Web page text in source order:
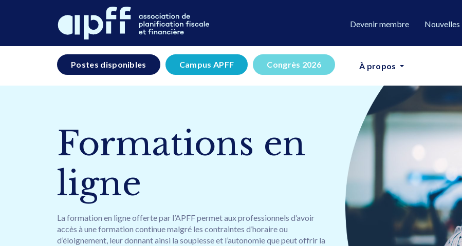
Devenir membre Nouvelles
À propos
Postes disponibles Campus APFF Congrès 2026
Formations en
ligne
La formation en ligne offerte par l’APFF permet aux professionnels d’avoir
accès à une formation continue malgré les contraintes d’horaire ou
d’éloignement, leur donnant ainsi la souplesse et l’autonomie que peut offrir la